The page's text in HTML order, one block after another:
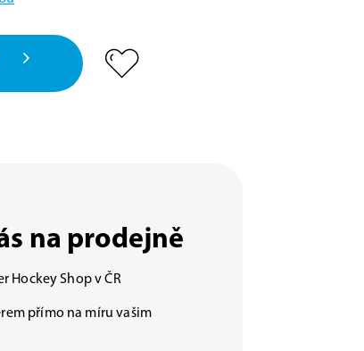
na prodejně
Hockey Shop v ČR
přímo na míru vašim